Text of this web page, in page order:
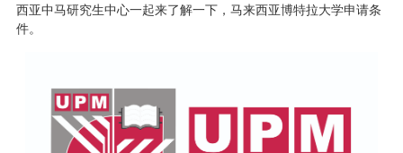
西亚中马研究生中心一起来了解一下， 马来西亚博特拉大学申请条
件。